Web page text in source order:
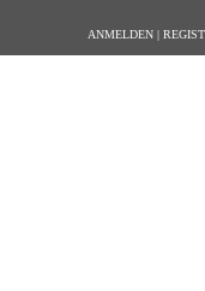
ANMELDEN |